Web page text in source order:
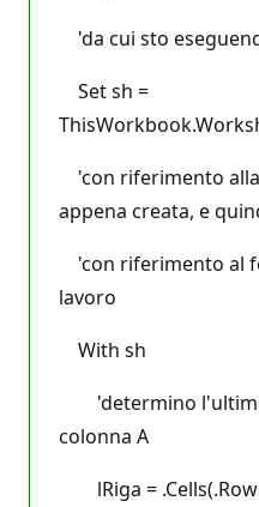
'da cui sto
Set sh =
'con riferimento
appena creata, e
'con riferimento al
lavoro
With sh
'determino
colonna A
lRiga =